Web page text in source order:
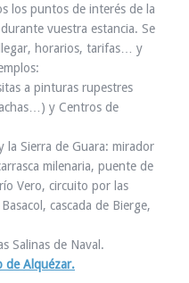
los puntos de interés de la
vuestra estancia. Se
horarios, tarifas… y
a pinturas rupestres
y Centros de
la Sierra de Guara: mirador
milenaria, puente de
Vero, circuito por las
cascada de Bierge,
Salinas de Naval.
de Alquézar.